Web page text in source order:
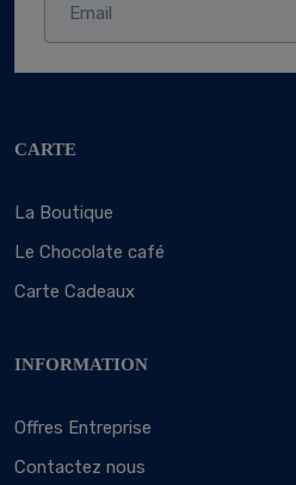
CARTE
La Boutique
Le Chocolate café
Carte Cadeaux
INFORMATION
Offres Entreprise
Contactez nous